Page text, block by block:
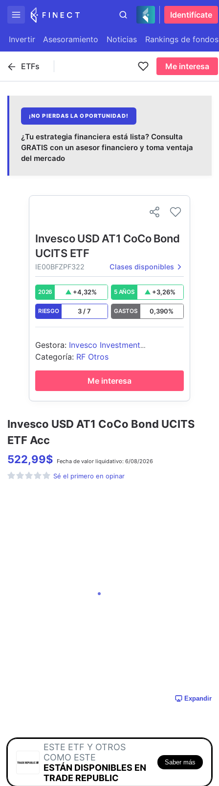
Identifícate
Invertir Asesoramiento Noticias Rankings de fondos
ETFs Me interesa
¡NO PIERDAS LA OPORTUNIDAD!
¿Tu estrategia financiera está lista? Consulta
GRATIS con un asesor financiero y toma ventaja
del mercado
Invesco USD AT1 CoCo Bond UCITS
ETF Acc
522,99$ Fecha de valor liquidativo: 6/08/2026
Sé el primero en opinar
Expandir
ESTE ETF Y OTROS
COMO ESTE
ESTÁN DISPONIBLES EN
TRADE REPUBLIC
Saber más
Invesco USD AT1 CoCo Bond
UCITS ETF
IE00BFZPF322 Clases disponibles
2026 +4,32% 5 AÑOS +3,26%
RIESGO 3 /7 GASTOS 0,390%
Gestora: Invesco Investment
Management Limited
Categoría: RF Otros
Me interesa